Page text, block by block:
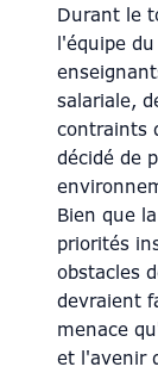
Durant le
l'équipe
salariale,
contraints
décidé de
Bien que
priorités
obstacles
devraient
menace
et l'avenir